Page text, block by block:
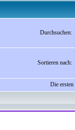
Durchsuchen:
Sortieren nach:
Die ersten